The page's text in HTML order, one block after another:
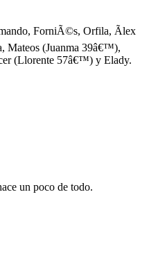
ForniÃ©s, Orfila, Ãlex
Mateos (Juanma 39â€™),
(Llorente 57â€™) y Elady.
un poco de todo.